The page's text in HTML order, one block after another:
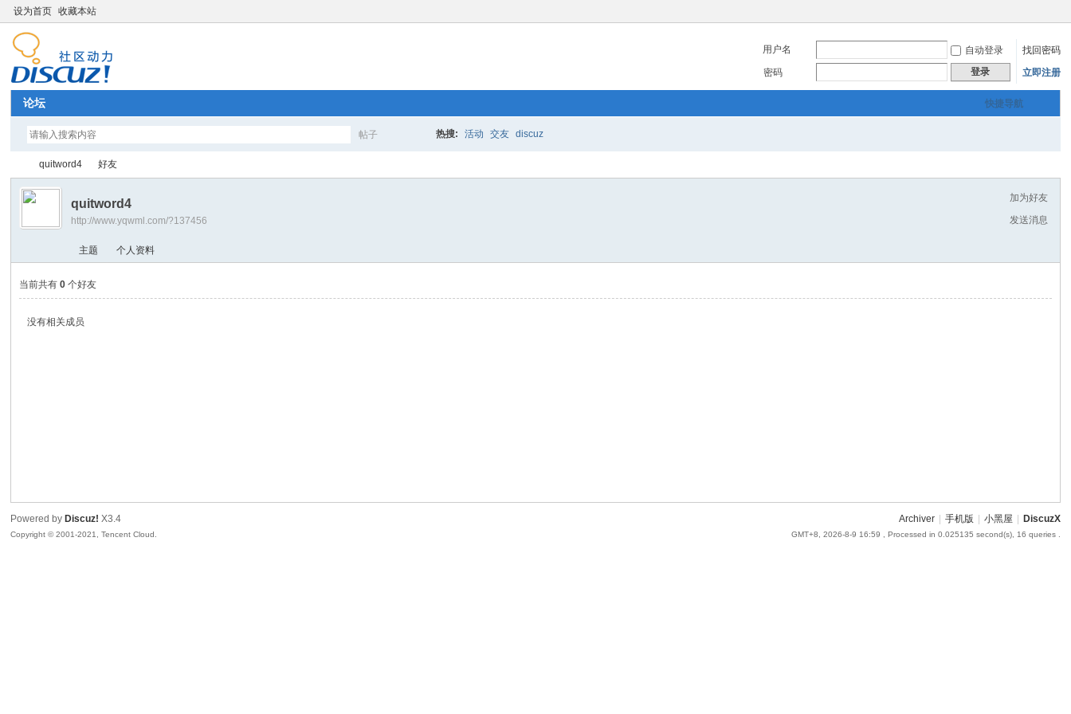
设为首页 收藏本站
用户名 自动登录
找回密码
密码
登录 立即注册
快捷导航
论坛
帖子 热搜: 活动 交友 discuz
›
quitword4 好友
加为好友
发送消息
quitword4
http://www.yqwml.com/?137456
主题 个人资料
当前共有0 个好友
没有相关成员
Archiver 手机版 小黑屋 DiscuzX
GMT+8, 2026-8-9 16:59 , Processed in 0.025135 second(s), 16 queries .
Powered by Discuz! X3.4
Copyright © 2001-2021, Tencent Cloud.